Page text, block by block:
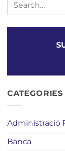
CATEGORIES
Administració
Banca